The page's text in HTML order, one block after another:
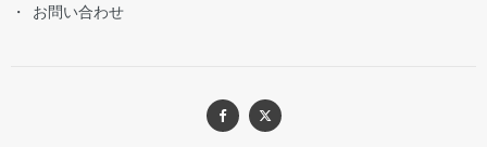
お問い合わせ